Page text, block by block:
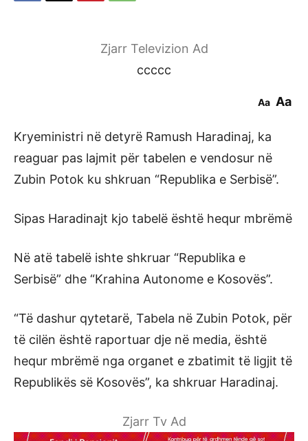
Zjarr Televizion Ad
ccccc
Aa Aa
Kryeministri në detyrë Ramush Haradinaj, ka
reaguar pas lajmit për tabelen e vendosur në
Zubin Potok ku shkruan “Republika e Serbisë”.
Sipas Haradinajt kjo tabelë është hequr mbrëmë
Në atë tabelë ishte shkruar “Republika e
Serbisë” dhe “Krahina Autonome e Kosovës”.
“Të dashur qytetarë, Tabela në Zubin Potok, për
të cilën është raportuar dje në media, është
hequr mbrëmë nga organet e zbatimit të ligjit të
Republikës së Kosovës”, ka shkruar Haradinaj.
Zjarr Tv Ad